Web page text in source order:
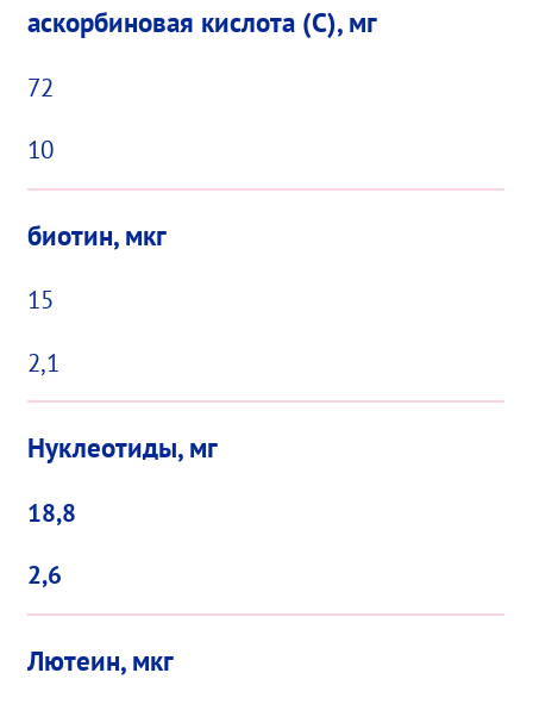
аскорбиновая кислота (С), мг
72
10
биотин, мкг
15
2,1
Нуклеотиды, мг
18,8
2,6
Лютеин, мкг